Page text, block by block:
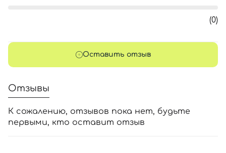
(0)
Оставить отзыв
Отзывы
К сожалению, отзывов пока нет, будьте
первыми, кто оставит отзыв